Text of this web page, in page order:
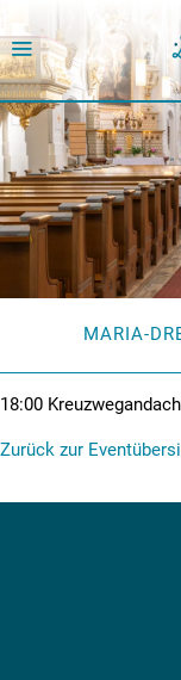
18:00
Zurück zur